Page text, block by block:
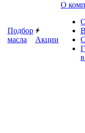
Подбор
масла
Акции
О